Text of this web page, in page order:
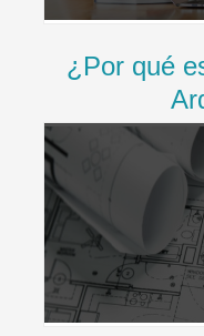
¿Por qué